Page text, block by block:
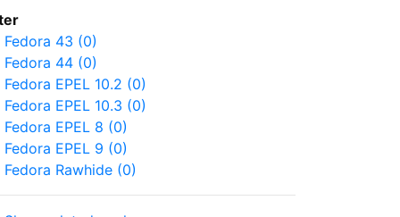
Fedora 43 (0)
Fedora 44 (0)
Fedora EPEL 10.2 (0)
Fedora EPEL 10.3 (0)
Fedora EPEL 8 (0)
Fedora EPEL 9 (0)
Fedora Rawhide (0)